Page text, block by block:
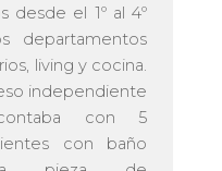
desde el 1º al 4º
departamentos
living y cocina.
independiente
con 5
con baño